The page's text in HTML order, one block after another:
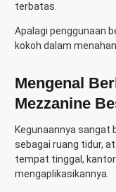
terbatas.
Apalagi penggunaan
kokoh dalam
Mengenal
Mezzanine
Kegunaannya sangat
sebagai ruang tidur,
tempat tinggal,
mengaplikasikannya.